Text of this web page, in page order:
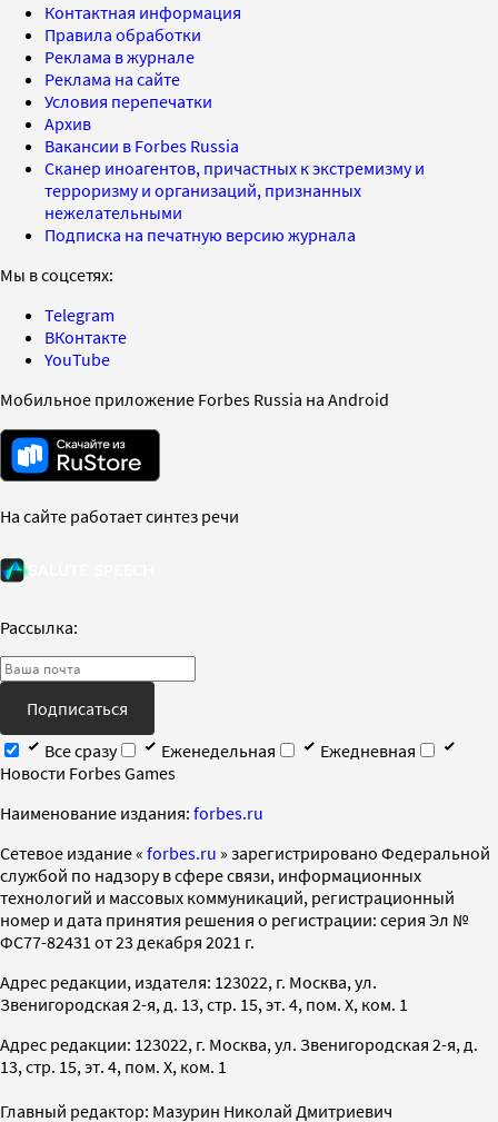
Контактная информация
Правила обработки
Реклама в журнале
Реклама на сайте
Условия перепечатки
Архив
Вакансии в Forbes Russia
Сканер иноагентов, причастных к экстремизму и
терроризму и организаций, признанных
нежелательными
Подписка на печатную версию журнала
Мы в соцсетях:
Telegram
ВКонтакте
YouTube
Мобильное приложение Forbes Russia на Android
На сайте работает синтез речи
Рассылка:
Подписаться
Все сразу
Еженедельная
Ежедневная
Новости Forbes Games
Наименование издания: forbes.ru
Cетевое издание « forbes.ru » зарегистрировано Федеральной
службой по надзору в сфере связи, информационных
технологий и массовых коммуникаций, регистрационный
номер и дата принятия решения о регистрации: серия Эл №
ФС77-82431 от 23 декабря 2021 г.
Адрес редакции, издателя: 123022, г. Москва, ул.
Звенигородская 2-я, д. 13, стр. 15, эт. 4, пом. X, ком. 1
Адрес редакции: 123022, г. Москва, ул. Звенигородская 2-я, д.
13, стр. 15, эт. 4, пом. X, ком. 1
Главный редактор: Мазурин Николай Дмитриевич